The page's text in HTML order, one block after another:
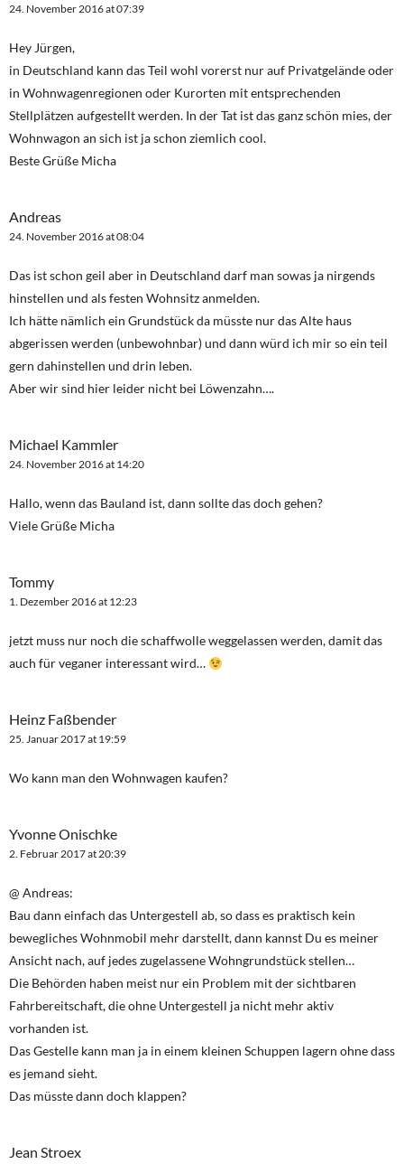
24. November 2016 at 07:39
Hey Jürgen,
in Deutschland kann das Teil wohl vorerst nur auf Privatgelände oder
in Wohnwagenregionen oder Kurorten mit entsprechenden
Stellplätzen aufgestellt werden. In der Tat ist das ganz schön mies, der
Wohnwagon an sich ist ja schon ziemlich cool.
Beste Grüße Micha
Andreas
24. November 2016 at 08:04
Das ist schon geil aber in Deutschland darf man sowas ja nirgends
hinstellen und als festen Wohnsitz anmelden.
Ich hätte nämlich ein Grundstück da müsste nur das Alte haus
abgerissen werden (unbewohnbar) und dann würd ich mir so ein teil
gern dahinstellen und drin leben.
Aber wir sind hier leider nicht bei Löwenzahn….
Michael Kammler
24. November 2016 at 14:20
Hallo, wenn das Bauland ist, dann sollte das doch gehen?
Viele Grüße Micha
Tommy
1. Dezember 2016 at 12:23
jetzt muss nur noch die schaffwolle weggelassen werden, damit das
auch für veganer interessant wird…
Heinz Faßbender
25. Januar 2017 at 19:59
Wo kann man den Wohnwagen kaufen?
Yvonne Onischke
2. Februar 2017 at 20:39
@ Andreas:
Bau dann einfach das Untergestell ab, so dass es praktisch kein
bewegliches Wohnmobil mehr darstellt, dann kannst Du es meiner
Ansicht nach, auf jedes zugelassene Wohngrundstück stellen…
Die Behörden haben meist nur ein Problem mit der sichtbaren
Fahrbereitschaft, die ohne Untergestell ja nicht mehr aktiv
vorhanden ist.
Das Gestelle kann man ja in einem kleinen Schuppen lagern ohne dass
es jemand sieht.
Das müsste dann doch klappen?
Jean Stroex